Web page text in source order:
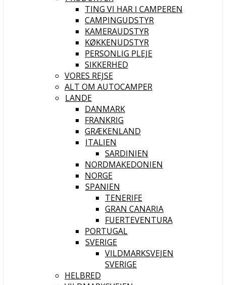
TING VI HAR I CAMPEREN
CAMPINGUDSTYR
KAMERAUDSTYR
KØKKENUDSTYR
PERSONLIG PLEJE
SIKKERHED
VORES REJSE
ALT OM AUTOCAMPER
LANDE
DANMARK
FRANKRIG
GRÆKENLAND
ITALIEN
SARDINIEN
NORDMAKEDONIEN
NORGE
SPANIEN
TENERIFE
GRAN CANARIA
FUERTEVENTURA
PORTUGAL
SVERIGE
VILDMARKSVEJEN
SVERIGE
HELBRED